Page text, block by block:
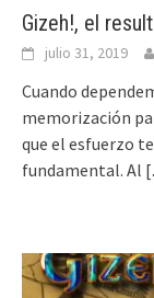
Gizeh!, el
julio 31, 2019
Cuando
memorización
que el esfuerzo
fundamental. Al